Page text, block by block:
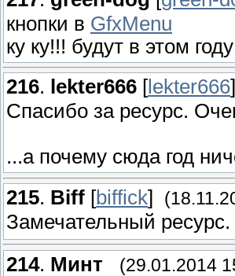
кнопки в GfxMenu
ку ку!!! будут в этом году
216. lekter666 [ lekter666]
Спасибо за ресурс.
...а почему сюда год
215. Biff [biffick]
Замечательный
214. Минт (29.01.2014